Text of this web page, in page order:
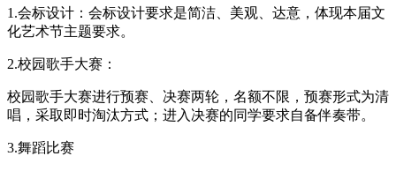
1.会标设计：会标设计要求是简洁、美观、达意，体现本届文
化艺术节主题要求。
2.校园歌手大赛：
校园歌手大赛进行预赛、决赛两轮，名额不限，预赛形式为清
唱，采取即时淘汰方式；进入决赛的同学要求自备伴奏带。
3.舞蹈比赛